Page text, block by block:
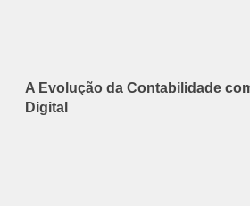
A Evolução da Contabilidade
Digital